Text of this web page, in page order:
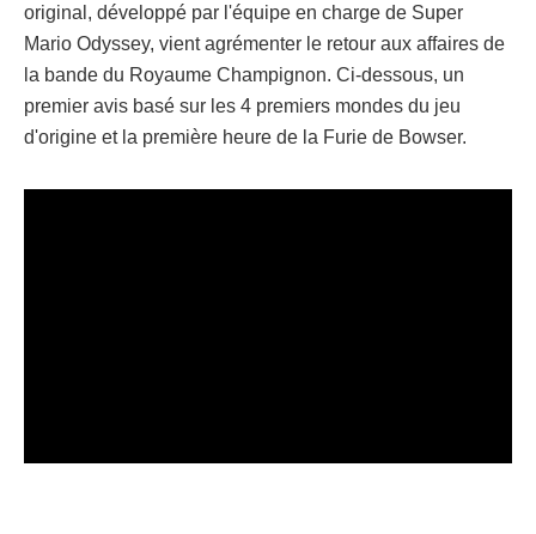
original, développé par l'équipe en charge de Super
Mario Odyssey, vient agrémenter le retour aux affaires de
la bande du Royaume Champignon. Ci-dessous, un
premier avis basé sur les 4 premiers mondes du jeu
d'origine et la première heure de la Furie de Bowser.